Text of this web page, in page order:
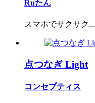
Ruたん
スマホでサクサク...
点つなぎ Light
コンセプティス